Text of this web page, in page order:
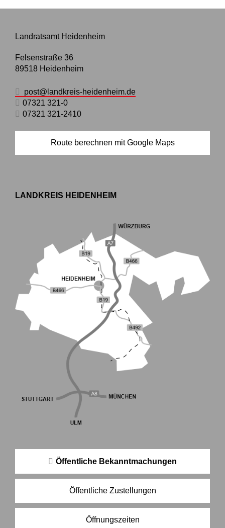
Landratsamt Heidenheim
Felsenstraße 36
89518 Heidenheim
post@landkreis-heidenheim.de
07321 321-0
07321 321-2410
Route berechnen mit Google Maps
LANDKREIS HEIDENHEIM
Öffentliche Bekanntmachungen
Öffentliche Zustellungen
Öffnungszeiten